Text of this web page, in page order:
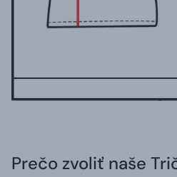
Prečo zvoliť naše